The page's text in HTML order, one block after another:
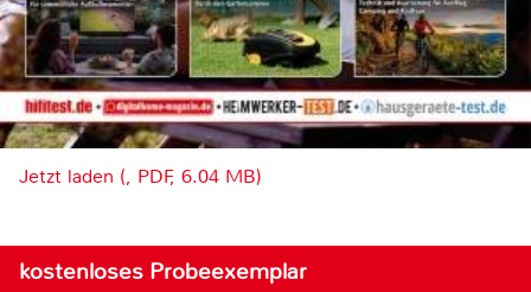
Jetzt laden (, PDF, 6.04 MB)
kostenloses Probeexemplar